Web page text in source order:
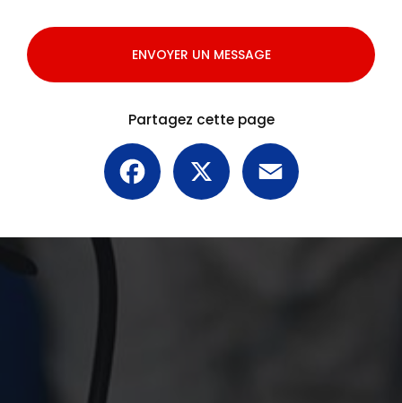
ENVOYER UN MESSAGE
Partagez cette page
Facebook